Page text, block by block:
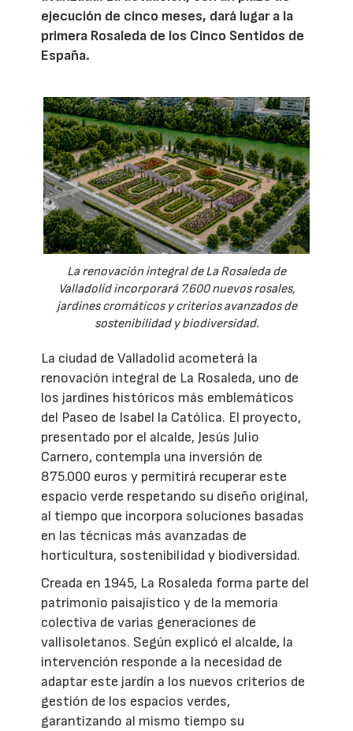
ejecución de cinco meses, dará lugar a la
primera Rosaleda de los Cinco Sentidos de
España.
La renovación integral de La Rosaleda de
Valladolid incorporará 7.600 nuevos rosales,
jardines cromáticos y criterios avanzados de
sostenibilidad y biodiversidad.
La ciudad de Valladolid acometerá la
renovación integral de La Rosaleda, uno de
los jardines históricos más emblemáticos
del Paseo de Isabel la Católica. El proyecto,
presentado por el alcalde, Jesús Julio
Carnero, contempla una inversión de
875.000 euros y permitirá recuperar este
espacio verde respetando su diseño original,
al tiempo que incorpora soluciones basadas
en las técnicas más avanzadas de
horticultura, sostenibilidad y biodiversidad.
Creada en 1945, La Rosaleda forma parte del
patrimonio paisajístico y de la memoria
colectiva de varias generaciones de
vallisoletanos. Según explicó el alcalde, la
intervención responde a la necesidad de
adaptar este jardín a los nuevos criterios de
gestión de los espacios verdes,
garantizando al mismo tiempo su